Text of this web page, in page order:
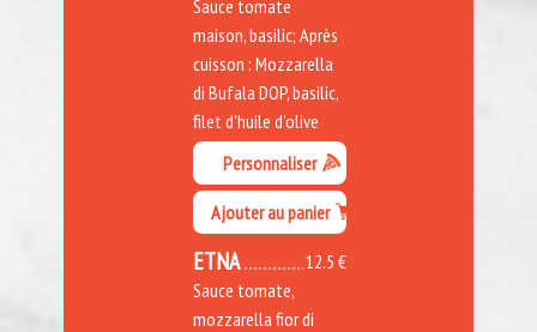
Sauce tomate
maison, basilic; Après
cuisson : Mozzarella
di Bufala DOP, basilic,
filet d'huile d'olive
Personnaliser
Ajouter au panier
12.5 €
ETNA
Sauce tomate,
mozzarella fior di